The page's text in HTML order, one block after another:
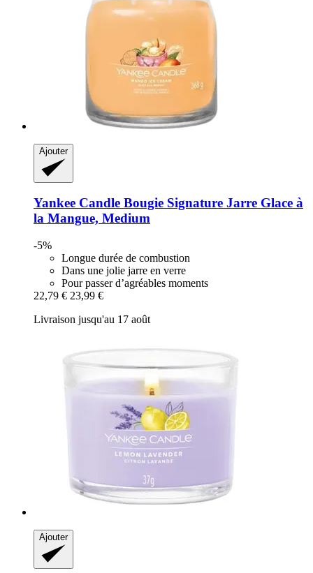
Ajouter
Yankee Candle Bougie Signature Jarre Glace à
la Mangue, Medium
-5%
Longue durée de combustion
Dans une jolie jarre en verre
Pour passer d’agréables moments
22,79 € 23,99 €
Livraison jusqu'au 17 août
Ajouter